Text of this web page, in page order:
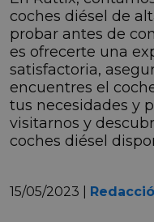
coches diésel de
probar antes de
es ofrecerte una
satisfactoria,
encuentres el
tus necesidades y
visitarnos y
coches diésel
15/05/2023 |